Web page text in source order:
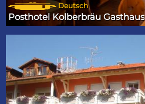
Deutsch
Posthotel Kolberbräu Gasthaus